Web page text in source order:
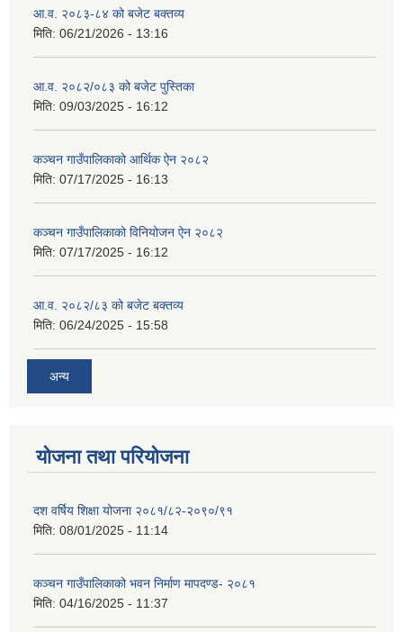
आ.व. २०८३-८४ को बजेट बक्तव्य
मिति: 06/21/2026 - 13:16
आ.व. २०८२/०८३ को बजेट पुस्तिका
मिति: 09/03/2025 - 16:12
कञ्‍चन गाउँपालिकाको आर्थिक ऐन २०८२
मिति: 07/17/2025 - 16:13
कञ्‍चन गाउँपालिकाको विनियोजन ऐन २०८२
मिति: 07/17/2025 - 16:12
आ.व. २०८२/८३ को बजेट बक्तव्य
मिति: 06/24/2025 - 15:58
अन्य
योजना तथा परियोजना
दश वर्षिय शिक्षा योजना २०८१/८२-२०९०/९१
मिति: 08/01/2025 - 11:14
कञ्‍चन गाउँपालिकाको भवन निर्माण मापदण्ड- २०८१
मिति: 04/16/2025 - 11:37